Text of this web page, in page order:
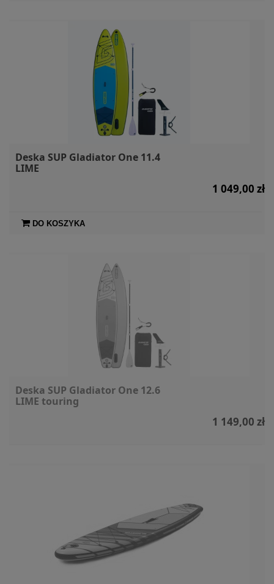
Deska SUP Gladiator One 11.4
LIME
1 049,00 zł
DO KOSZYKA
Deska SUP Gladiator One 12.6
LIME touring
1 149,00 zł